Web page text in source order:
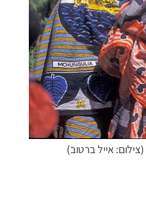
(צילום: אייל ברטוב)